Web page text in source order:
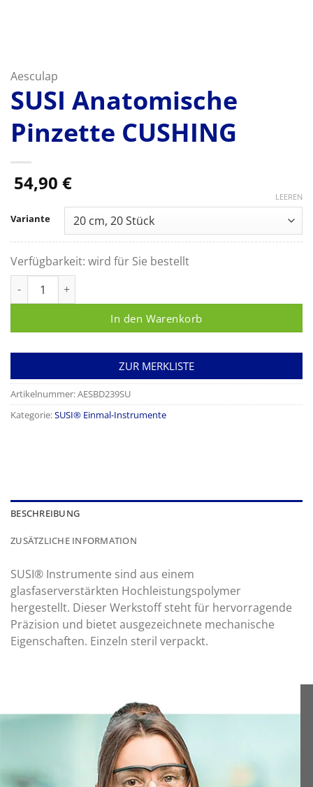
Aesculap
SUSI Anatomische
Pinzette CUSHING
54,90 €
Variante
LEEREN
Verfügbarkeit: wird für Sie bestellt
In den Warenkorb
ZUR MERKLISTE
Artikelnummer:AESBD239SU
Kategorie:SUSI® Einmal-Instrumente
BESCHREIBUNG
ZUSÄTZLICHE INFORMATION
SUSI® Instrumente sind aus einem
glasfaserverstärkten Hochleistungspolymer
hergestellt. Dieser Werkstoff steht für hervorragende
Präzision und bietet ausgezeichnete mechanische
Eigenschaften. Einzeln steril verpackt.